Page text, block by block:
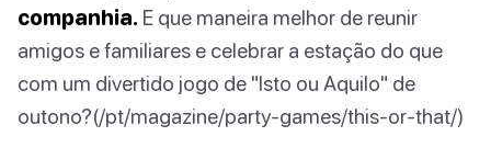
companhia. E que maneira melhor de reunir
amigos e familiares e celebrar a estação do que
com um divertido jogo de "Isto ou Aquilo" de
outono?(/pt/magazine/party-games/this-or-that/)